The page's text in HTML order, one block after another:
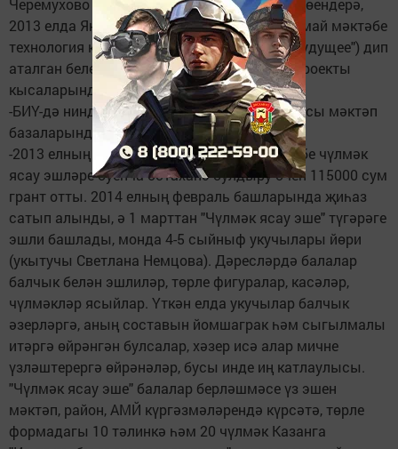
Черемухово мәктәпләрендә - юк. Шунысы сөендерә,
2013 елда Яңа Чишмә гимназиясе һәм Шахмай мәктәбе
технология кабинетлары өчен "Киләчәк" ("Будущее") дип
аталган белем бирүне үстерү стратегиясе проекты
кысаларында яңа җиһаз алдылар.
-БИҮ-дә нинди яңа түгәрәкләр ачылды? Кайсы мәктәп
базаларында эшлиләр?
-2013 елның декабрендә Петропавел мәктәбе чүлмәк
ясау эшләре буенча остаханә булдыру өчен 115000 сум
грант отты. 2014 елның февраль башларында җиһаз
сатып алынды, ә 1 марттан "Чүлмәк ясау эше" түгәрәге
эшли башлады, монда 4-5 сыйныф укучылары йөри
(укытучы Светлана Немцова). Дәресләрдә балалар
балчык белән эшлиләр, төрле фигуралар, касәләр,
чүлмәкләр ясыйлар. Үткән елда укучылар балчык
әзерләргә, аның составын йомшаграк һәм сыгылмалы
итәргә өйрәнгән булсалар, хәзер исә алар мичне
үзләштерергә өйрәнәләр, бусы инде иң катлаулысы.
"Чүлмәк ясау эше" балалар берләшмәсе үз эшен
мәктәп, район, АМЙ күргәзмәләрендә күрсәтә, төрле
формадагы 10 тәлинкә һәм 20 чүлмәк Казанга